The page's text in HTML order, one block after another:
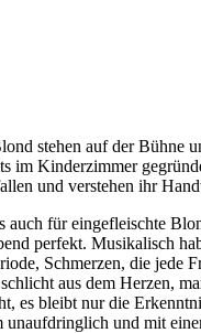
stehen auf der Bühne
im Kinderzimmer
und verstehen ihr
für eingefleischte
perfekt. Musikalisch
Schmerzen, die
aus dem Herzen,
es bleibt nur die
und mit